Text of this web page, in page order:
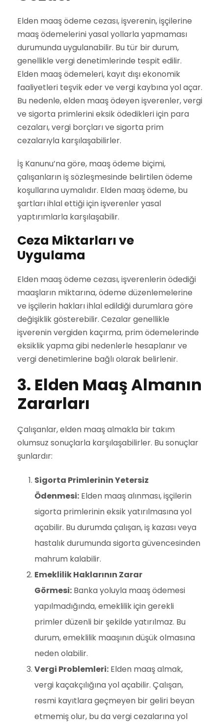
Elden maaş ödeme cezası, işverenin, işçilerine
maaş ödemelerini yasal yollarla yapmaması
durumunda uygulanabilir. Bu tür bir durum,
genellikle vergi denetimlerinde tespit edilir.
Elden maaş ödemeleri, kayıt dışı ekonomik
faaliyetleri teşvik eder ve vergi kaybına yol açar.
Bu nedenle, elden maaş ödeyen işverenler, vergi
ve sigorta primlerini eksik ödedikleri için para
cezaları, vergi borçları ve sigorta prim
cezalarıyla karşılaşabilirler.
İş Kanunu’na göre, maaş ödeme biçimi,
çalışanların iş sözleşmesinde belirtilen ödeme
koşullarına uymalıdır. Elden maaş ödeme, bu
şartları ihlal ettiği için işverenler yasal
yaptırımlarla karşılaşabilir.
Ceza Miktarları ve
Uygulama
Elden maaş ödeme cezası, işverenlerin ödediği
maaşların miktarına, ödeme düzenlemelerine
ve işçilerin hakları ihlal edildiği durumlara göre
değişiklik gösterebilir. Cezalar genellikle
işverenin vergiden kaçırma, prim ödemelerinde
eksiklik yapma gibi nedenlerle hesaplanır ve
vergi denetimlerine bağlı olarak belirlenir.
3. Elden Maaş Almanın
Zararları
Çalışanlar, elden maaş almakla bir takım
olumsuz sonuçlarla karşılaşabilirler. Bu sonuçlar
şunlardır:
Sigorta Primlerinin Yetersiz
Ödenmesi: Elden maaş alınması, işçilerin
sigorta primlerinin eksik yatırılmasına yol
açabilir. Bu durumda çalışan, iş kazası veya
hastalık durumunda sigorta güvencesinden
mahrum kalabilir.
Emeklilik Haklarının Zarar
Görmesi: Banka yoluyla maaş ödemesi
yapılmadığında, emeklilik için gerekli
primler düzenli bir şekilde yatırılmaz. Bu
durum, emeklilik maaşının düşük olmasına
neden olabilir.
Vergi Problemleri: Elden maaş almak,
vergi kaçakçılığına yol açabilir. Çalışan,
resmi kayıtlara geçmeyen bir geliri beyan
etmemiş olur, bu da vergi cezalarına yol